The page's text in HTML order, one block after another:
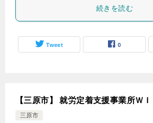
続きを読む
Tweet 0
【三原市】 就労定着支援事業所ＷＩ
三原市